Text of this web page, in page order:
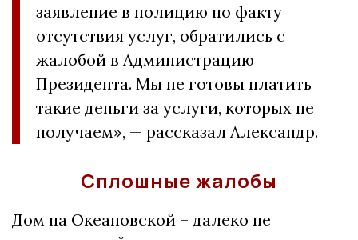
заявление в полицию по факту
отсутствия услуг, обратились с
жалобой в Администрацию
Президента. Мы не готовы платить
такие деньги за услуги, которых не
получаем», — рассказал Александр.
Сплошные жалобы
Дом на Океановской – далеко не